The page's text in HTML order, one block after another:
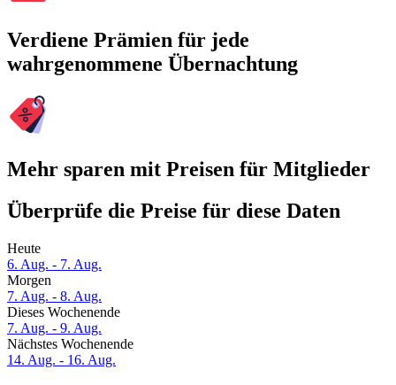
Verdiene Prämien für jede
wahrgenommene Übernachtung
Mehr sparen mit Preisen für Mitglieder
Überprüfe die Preise für diese Daten
Heute
6. Aug. - 7. Aug.
Morgen
7. Aug. - 8. Aug.
Dieses Wochenende
7. Aug. - 9. Aug.
Nächstes Wochenende
14. Aug. - 16. Aug.